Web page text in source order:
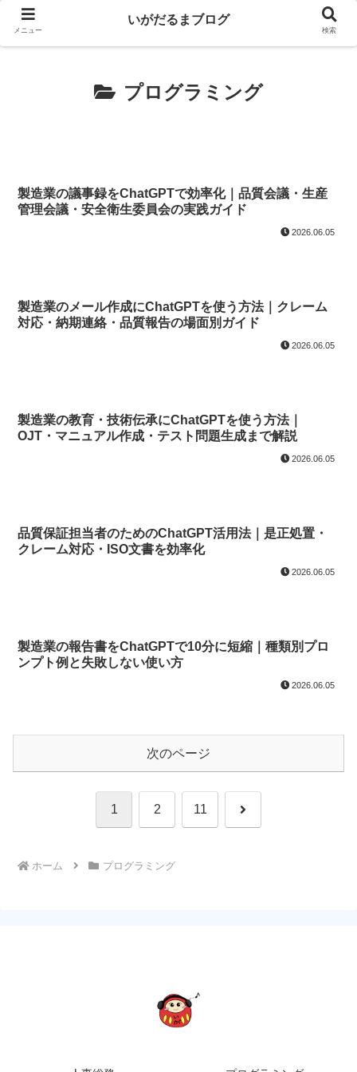
プログラミング
製造業の議事録をChatGPTで効率化｜品質会議・生産
管理会議・安全衛生委員会の実践ガイド
2026.06.05
製造業のメール作成にChatGPTを使う方法｜クレーム
対応・納期連絡・品質報告の場面別ガイド
2026.06.05
製造業の教育・技術伝承にChatGPTを使う方法｜
OJT・マニュアル作成・テスト問題生成まで解説
2026.06.05
品質保証担当者のためのChatGPT活用法｜是正処置・
クレーム対応・ISO文書を効率化
2026.06.05
製造業の報告書をChatGPTで10分に短縮｜種類別プロ
ンプト例と失敗しない使い方
2026.06.05
次のページ
1 2 11 次
ホーム プログラミング
メニュー
いがだるまブログ
検索